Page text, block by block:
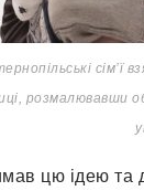
сім’ї
розмалювавши
цю ідею та